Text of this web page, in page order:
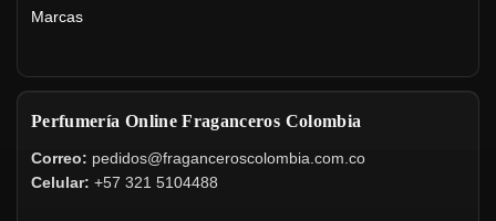
Marcas
Perfumería Online Fraganceros Colombia
Correo: pedidos@fraganceroscolombia.com.co
Celular: +57 321 5104488